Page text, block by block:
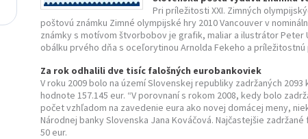
Pri príležitosti XXI. Zimných
poštovú známku Zimné olympijské hry 2010 Vancouver v
známky s motívom štvorbobov je grafik, maliar a ilustrátor Peter
obálku prvého dňa s oceľorytinou Arnolda Fekeho a
Za rok odhalili dve tisíc falošných eurobankoviek
V roku 2009 bolo na území Slovenskej republiky zadržaných
hodnote 157.145 eur. “V porovnaní s rokom 2008, kedy bolo
počet vzhľadom na zavedenie eura ako novej domácej meny,
Národnej banky Slovenska Jana Kováčová. Najčastejšie
50 eur.